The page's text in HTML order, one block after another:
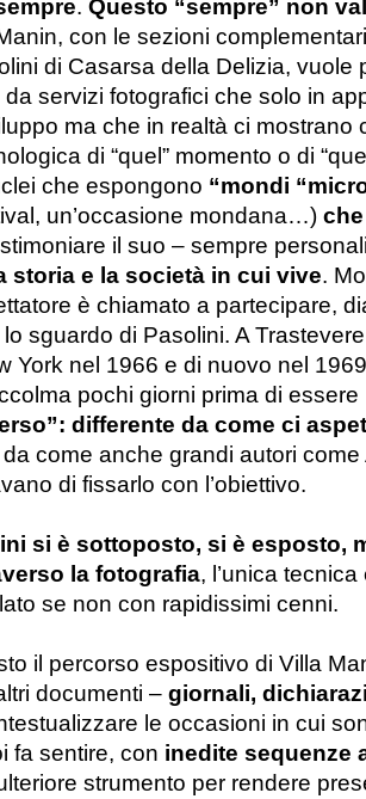
. Questo “sempre” non
con le sezioni
di Casarsa della Delizia, vuole
servizi fotografici che solo in
ma che in realtà ci mostrano
di “quel” momento o di
che espongono “mondi
un’occasione mondana…)
il suo – sempre
storia e la società in cui vive.
è chiamato a partecipare,
sguardo di Pasolini. A
York nel 1966 e di nuovo nel
pochi giorni prima di
differente da come ci
da come anche grandi autori
di fissarlo con l’obiettivo.
si è sottoposto, si è esposto,
la fotografia, l’unica
se non con rapidissimi cenni.
il percorso espositivo di Villa
documenti – giornali,
le occasioni in cui
fa sentire, con inedite sequenze
strumento per rendere